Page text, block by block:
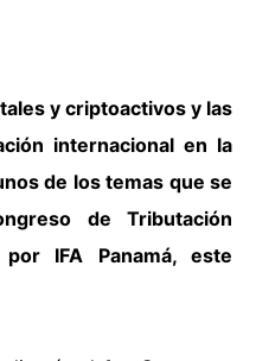
y criptoactivos y las
internacional en la
de los temas que se
de Tributación
por IFA Panamá, este